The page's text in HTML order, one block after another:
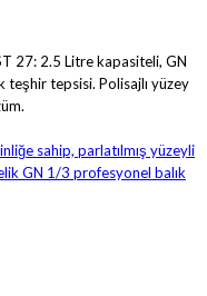
27: 2.5 Litre kapasiteli, GN
teşhir tepsisi. Polisajlı yüzey